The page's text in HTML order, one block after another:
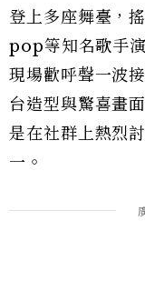
登上多座舞臺，
pop等知名歌手
現場歡呼聲一波
台造型與驚喜畫
是在社群上熱烈
一。